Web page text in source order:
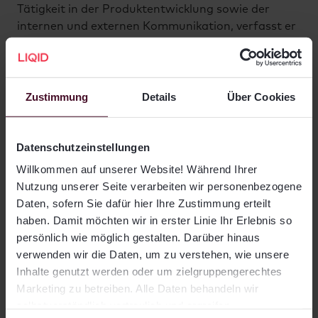
Zustimmung Details Über Cookies
Datenschutzeinstellungen
Willkommen auf unserer Website! Während Ihrer
Nutzung unserer Seite verarbeiten wir personenbezogene
Daten, sofern Sie dafür hier Ihre Zustimmung erteilt
haben. Damit möchten wir in erster Linie Ihr Erlebnis so
persönlich wie möglich gestalten. Darüber hinaus
verwenden wir die Daten, um zu verstehen, wie unsere
Inhalte genutzt werden oder um zielgruppengerechtes
Marketing zu betreiben. Alle Daten behandeln wir
Tätigkeit in der Produktentwicklung sowie der
internen und externen Kommunikation, verfasst er
Was ist ein Private-Equity-
Dachfonds?
5 Minuten